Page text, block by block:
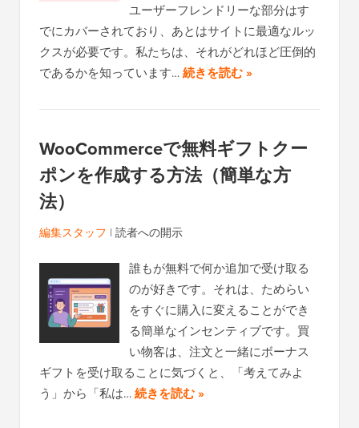
ユーザーフレンドリーな部分はす
でにカバーされており、あとはサイトに最適なルッ
クスが必要です。私たちは、それがどれほど圧倒的
であるかを知っています…続きを読む »
WooCommerceで無料ギフトクー
ポンを作成する方法（簡単な方
法）
編集スタッフ | 読者への開示
誰もが無料で何か追加で受け取る
のが好きです。それは、ためらい
をすぐに購入に変えることができ
る簡単なインセンティブです。買
い物客は、注文と一緒にボーナス
ギフトを受け取ることに気づくと、「考えてみよ
う」から「私は…続きを読む »